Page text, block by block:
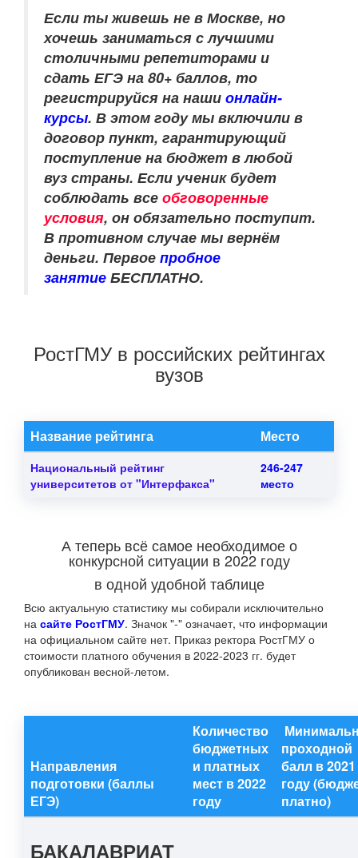
Если ты живешь не в Москве, но
хочешь заниматься с лучшими
столичными репетиторами и
сдать ЕГЭ на 80+ баллов, то
регистрируйся на наши онлайн-
курсы. В этом году мы включили в
договор пункт, гарантирующий
поступление на бюджет в любой
вуз страны. Если ученик будет
соблюдать все обговоренные
условия, он обязательно поступит.
В противном случае мы вернём
деньги. Первое пробное
занятие БЕСПЛАТНО.
РостГМУ в российских рейтингах
вузов
Название рейтинга Место
Национальный рейтинг
университетов от "Интерфакса"
246-247
место
А теперь всё самое необходимое о
конкурсной ситуации в 2022 году
в одной удобной таблице
Всю актуальную статистику мы собирали исключительно
на сайте РостГМУ. Значок "-" означает, что информации
на официальном сайте нет. Приказ ректора РостГМУ о
стоимости платного обучения в 2022-2023 гг. будет
опубликован весной-летом.
Направления
подготовки (баллы
ЕГЭ)
Количество
бюджетных
и платных
мест в 2022
году
проходной
балл в 2021
году
платно)
БАКАЛАВРИАТ